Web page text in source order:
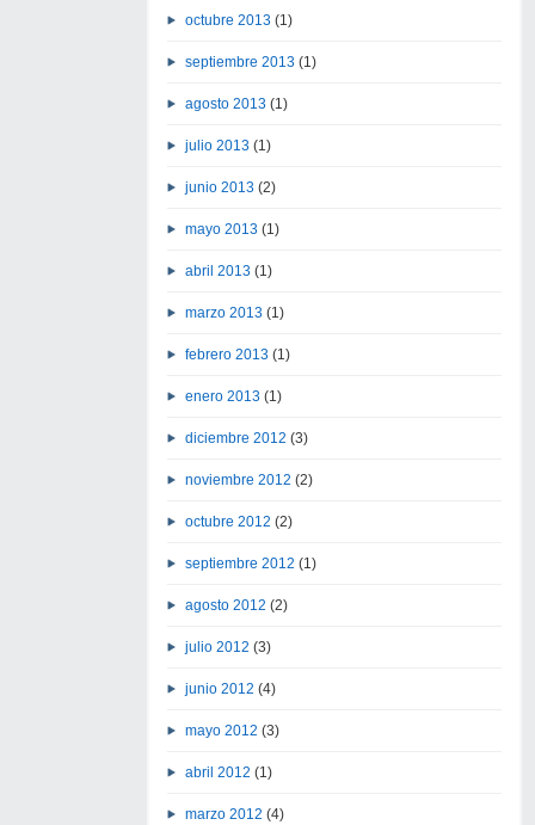
octubre 2013 (1)
septiembre 2013 (1)
agosto 2013 (1)
julio 2013 (1)
junio 2013 (2)
mayo 2013 (1)
abril 2013 (1)
marzo 2013 (1)
febrero 2013 (1)
enero 2013 (1)
diciembre 2012 (3)
noviembre 2012 (2)
octubre 2012 (2)
septiembre 2012 (1)
agosto 2012 (2)
julio 2012 (3)
junio 2012 (4)
mayo 2012 (3)
abril 2012 (1)
marzo 2012 (4)